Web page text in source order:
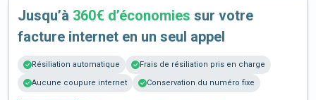
Jusqu’à 360€ d’économies sur votre
facture internet en un seul appel
Résiliation automatique
Frais de résiliation pris en charge
Aucune coupure internet
Conservation du numéro fixe